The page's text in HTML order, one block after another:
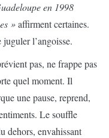
en 1998
»affirment certaines.
l’angoisse.
pas, ne frappe pas
quel moment. Il
une pause, reprend,
Le souffle
dehors, envahissant